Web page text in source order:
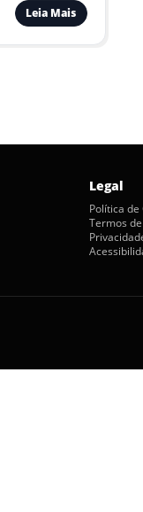
Leia Mais
Legal
Política
Termos